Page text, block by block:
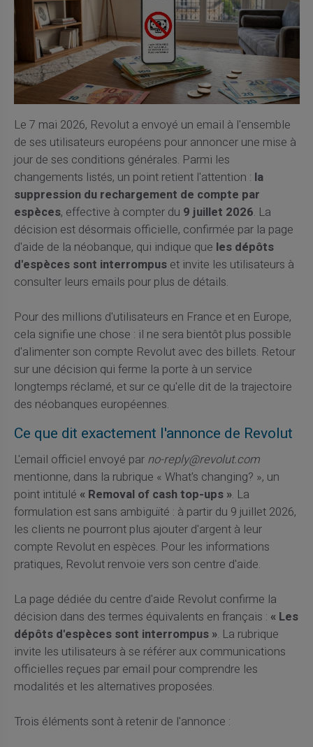
Le 7 mai 2026, Revolut a envoyé un email à l'ensemble
de ses utilisateurs européens pour annoncer une mise à
jour de ses conditions générales. Parmi les
changements listés, un point retient l'attention : la
suppression du rechargement de compte par
espèces, effective à compter du 9 juillet 2026. La
décision est désormais officielle, confirmée par la page
d'aide de la néobanque, qui indique que les dépôts
d'espèces sont interrompuset invite les utilisateurs à
consulter leurs emails pour plus de détails.
Pour des millions d'utilisateurs en France et en Europe,
cela signifie une chose : il ne sera bientôt plus possible
d'alimenter son compte Revolut avec des billets. Retour
sur une décision qui ferme la porte à un service
longtemps réclamé, et sur ce qu'elle dit de la trajectoire
des néobanques européennes.
Ce que dit exactement l'annonce de Revolut
L'email officiel envoyé par no-reply@revolut.com
mentionne, dans la rubrique « What's changing? », un
point intitulé « Removal of cash top-ups ». La
formulation est sans ambiguïté : à partir du 9 juillet 2026,
les clients ne pourront plus ajouter d'argent à leur
compte Revolut en espèces. Pour les informations
pratiques, Revolut renvoie vers son centre d'aide.
La page dédiée du centre d'aide Revolut confirme la
décision dans des termes équivalents en français : « Les
dépôts d'espèces sont interrompus ». La rubrique
invite les utilisateurs à se référer aux communications
officielles reçues par email pour comprendre les
modalités et les alternatives proposées.
Trois éléments sont à retenir de l'annonce :